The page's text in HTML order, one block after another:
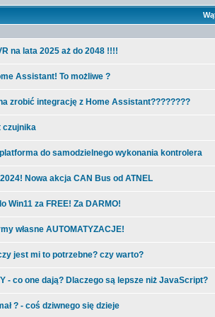
na lata 2025 aż do 2048 !!!!
Assistant! To możliwe ?
zrobić integrację z Home Assistant????????
czujnika
do samodzielnego wykonania kontrolera
Nowa akcja CAN Bus od ATNEL
Win11 za FREE! Za DARMO!
własne AUTOMATYZACJE!
jest mi to potrzebne? czy warto?
- co one dają? Dlaczego są lepsze niż JavaScript?
? - coś dziwnego się dzieje